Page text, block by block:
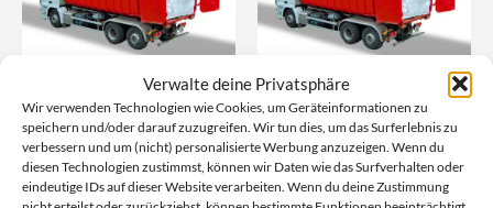
Verwalte deine Privatsphäre
Wir verwenden Technologien wie Cookies, um Geräteinformationen zu
speichern und/oder darauf zuzugreifen. Wir tun dies, um das Surferlebnis zu
verbessern und um (nicht) personalisierte Werbung anzuzeigen. Wenn du
diesen Technologien zustimmst, können wir Daten wie das Surfverhalten oder
eindeutige IDs auf dieser Website verarbeiten. Wenn du deine Zustimmung
Containerbag Asbest | 25,0
cbm
25cbm | 650x240x160cm |
Warndruck Asbest
Containerbag | 17,0 cbm
17cbm | 620x240x115cm
Artikelnummer: 2.5002